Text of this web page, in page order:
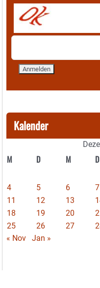
Kalender
M D M D
4
5 6 7
11
12 13
18
19 20
25
26 27
« Nov
Jan »